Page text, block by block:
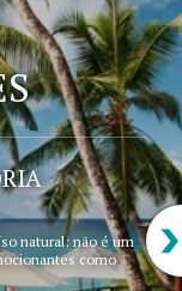
natural: não é um
como